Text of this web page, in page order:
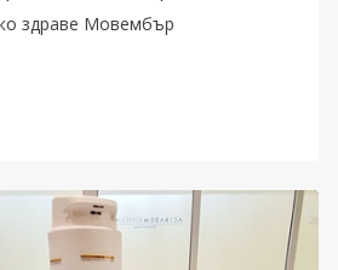
здраве Мовембър